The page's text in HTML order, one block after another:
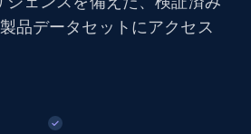
品データセットにアクセス